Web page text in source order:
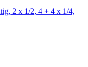
2 x 1/2, 4 + 4 x 1/4,